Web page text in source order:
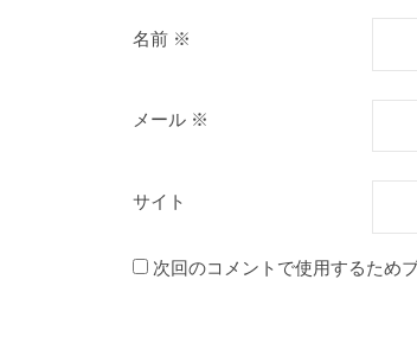
名前 ※
メール ※
サイト
次回のコメントで使用するため